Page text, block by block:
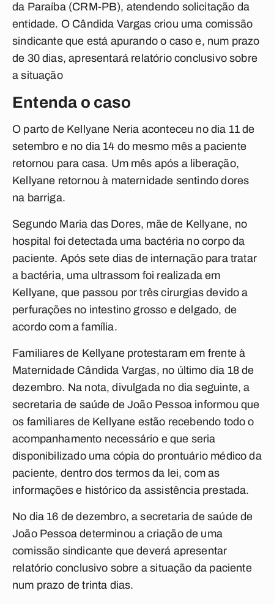
da Paraíba (CRM-PB), atendendo solicitação da
entidade. O Cândida Vargas criou uma comissão
sindicante que está apurando o caso e, num prazo
de 30 dias, apresentará relatório conclusivo sobre
a situação
Entenda o caso
O parto de Kellyane Neria aconteceu no dia 11 de
setembro e no dia 14 do mesmo mês a paciente
retornou para casa. Um mês após a liberação,
Kellyane retornou à maternidade sentindo dores
na barriga.
Segundo Maria das Dores, mãe de Kellyane, no
hospital foi detectada uma bactéria no corpo da
paciente. Após sete dias de internação para tratar
a bactéria, uma ultrassom foi realizada em
Kellyane, que passou por três cirurgias devido a
perfurações no intestino grosso e delgado, de
acordo com a família.
Familiares de Kellyane protestaram em frente à
Maternidade Cândida Vargas, no último dia 18 de
dezembro. Na nota, divulgada no dia seguinte, a
secretaria de saúde de João Pessoa informou que
os familiares de Kellyane estão recebendo todo o
acompanhamento necessário e que seria
disponibilizado uma cópia do prontuário médico da
paciente, dentro dos termos da lei, com as
informações e histórico da assistência prestada.
No dia 16 de dezembro, a secretaria de saúde de
João Pessoa determinou a criação de uma
comissão sindicante que deverá apresentar
relatório conclusivo sobre a situação da paciente
num prazo de trinta dias.